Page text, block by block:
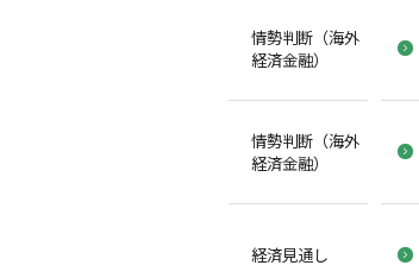
情勢判断（海外
経済金融）
情勢判断（海外
経済金融）
経済見通し